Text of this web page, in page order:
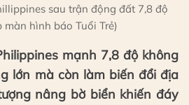
sau trận động đất 7,8 độ
màn hình báo Tuổi Trẻ)
mạnh 7,8 độ không
lớn mà còn làm biến đổi địa
nâng bờ biển khiến đáy